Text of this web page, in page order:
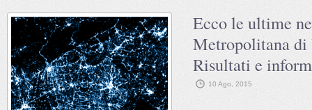
Ecco le ultime
Metropolitana di
Risultati e
10 Ago, 2015